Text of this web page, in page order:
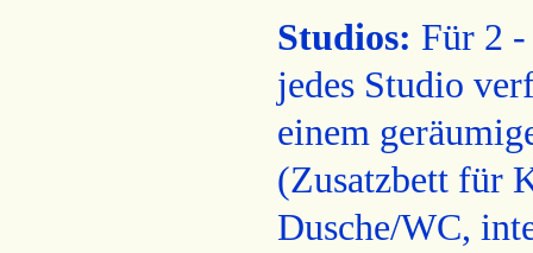
Studios: Für 2
jedes Studio
einem
(Zusatzbett für
Dusche/WC,